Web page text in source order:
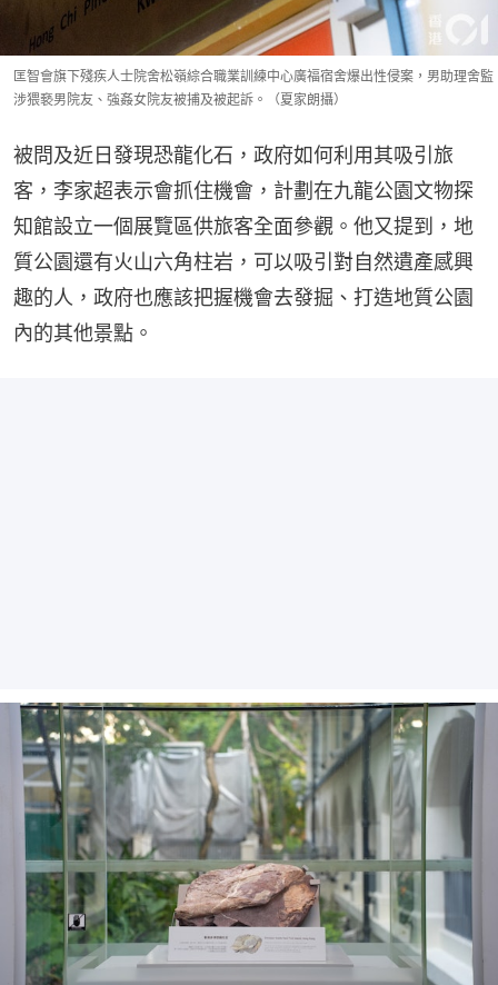
匡智會旗下殘疾人士院舍松嶺綜合職業訓練中心廣福宿舍爆出性侵案，男助理舍監
涉猥褻男院友、強姦女院友被捕及被起訴。（夏家朗攝）
被問及近日發現恐龍化石，政府如何利用其吸引旅
客，李家超表示會抓住機會，計劃在九龍公園文物探
知館設立一個展覽區供旅客全面參觀。他又提到，地
質公園還有火山六角柱岩，可以吸引對自然遺產感興
趣的人，政府也應該把握機會去發掘、打造地質公園
內的其他景點。